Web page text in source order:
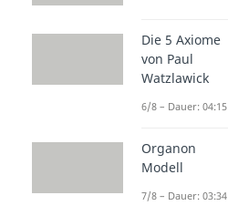
Die 5 Axiome
von Paul
Watzlawick
6/8 – Dauer: 04:15
Organon
Modell
7/8 – Dauer: 03:34